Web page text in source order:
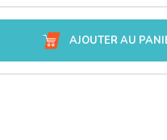
AJOUTER AU